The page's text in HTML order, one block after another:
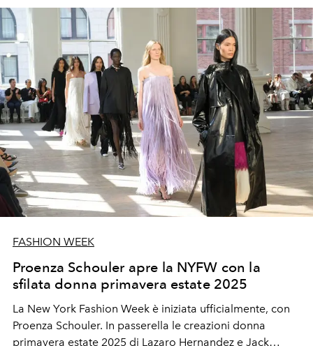
FASHION WEEK
Proenza Schouler apre la NYFW con la
sfilata donna primavera estate 2025
La New York Fashion Week è iniziata ufficialmente, con
Proenza Schouler. In passerella le creazioni donna
primavera estate 2025 di Lazaro Hernandez e Jack